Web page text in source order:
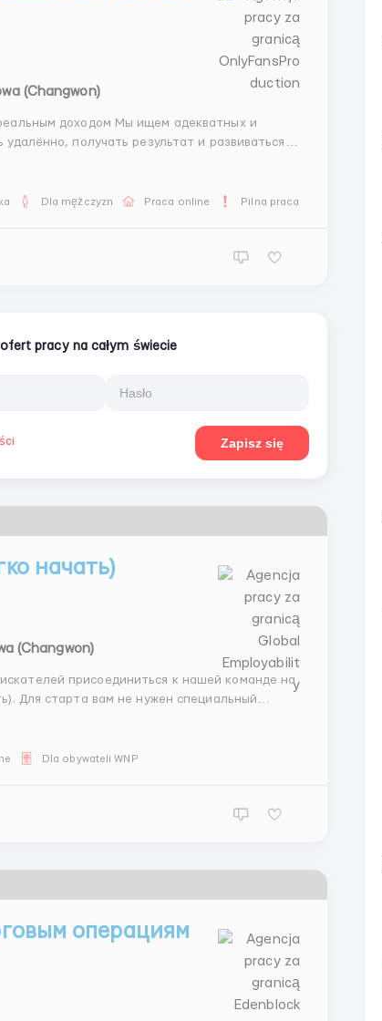
(Changwon)
Мы ищем адекватных и
получать результат и развиваться
Dla mężczyzn Praca online Pilna praca
pracy na całym świecie
Zapisz się
начать)
(Changwon)
Dla obywateli WNP
операциям